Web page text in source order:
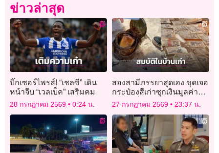
ข่าวล่าสุด
บิ๊กเซอร์ไพรส์! “เชลซี” เดิน
หน้าจีบ “เวลเบ็ค” เสริมคม
28 กรกฎาคม 2569 0:24 น.
สองสามีภรรยาสุดเฮง ขุดเจอ
กระป๋องสีเก่าซุกเงินมูลค่า
เฉียดครึ่งแสน
27 กรกฎาคม 2569 23:37 น.